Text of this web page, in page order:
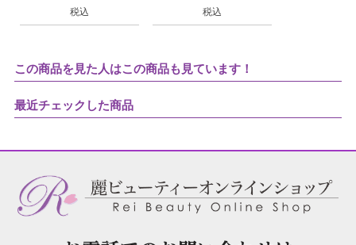
税込 税込
この商品を見た人はこの商品も見ています！
最近チェックした商品